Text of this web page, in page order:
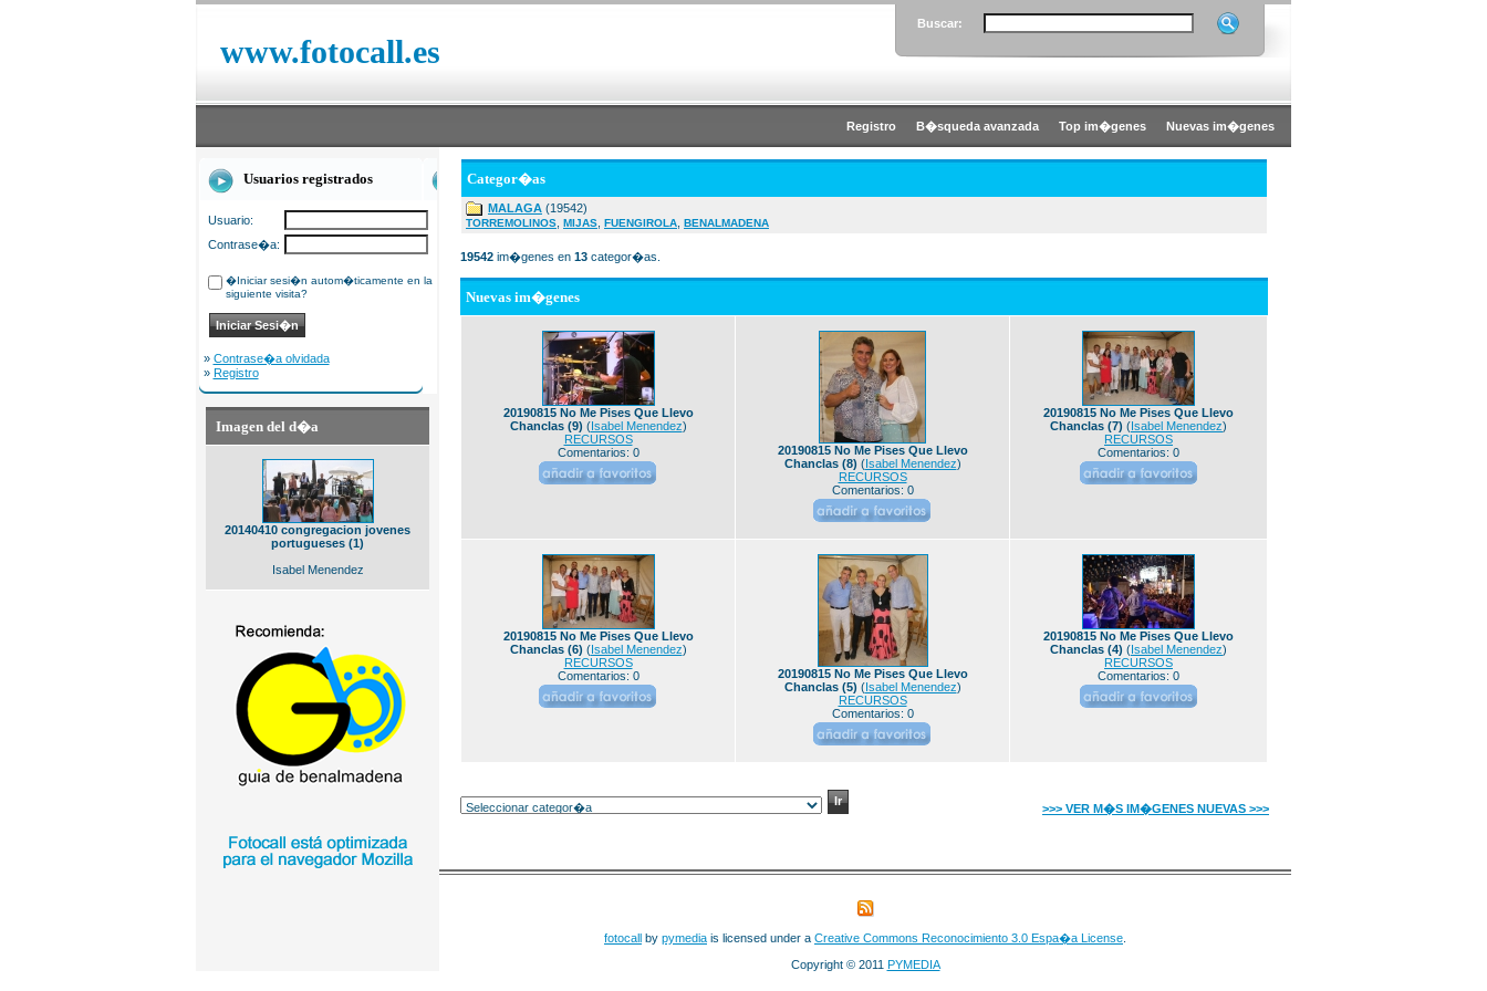
www.fotocall.es
Buscar:
Registro B�squeda avanzada Top im�genes Nuevas im�genes
Usuarios registrados
Usuario:
Contrase�a:
�Iniciar sesi�n autom�ticamente en la
siguiente visita?
» Contrase�a olvidada
» Registro
Imagen del d�a
20140410 congregacion jovenes
portugueses (1)
Isabel Menendez
Categor�as
MALAGA (19542)
TORREMOLINOS MIJAS FUENGIROLA BENALMADENA
19542 im�genes en 13 categor�as.
Nuevas im�genes
20190815 No Me Pises Que Llevo
Chanclas (9) (Isabel Menendez)
RECURSOS
Comentarios: 0
20190815 No Me Pises Que Llevo
Chanclas (8) (Isabel Menendez)
RECURSOS
Comentarios: 0
20190815 No Me Pises Que Llevo
Chanclas (7) (Isabel Menendez)
RECURSOS
Comentarios: 0
20190815 No Me Pises Que Llevo
Chanclas (6) (Isabel Menendez)
RECURSOS
Comentarios: 0
20190815 No Me Pises Que Llevo
Chanclas (5) (Isabel Menendez)
RECURSOS
Comentarios: 0
20190815 No Me Pises Que Llevo
Chanclas (4) (Isabel Menendez)
RECURSOS
Comentarios: 0
>>> VER M�S IM�GENES NUEVAS >>>
fotocall by pymedia is licensed under a Creative Commons Reconocimiento 3.0 Espa�a License
Copyright © 2011 PYMEDIA